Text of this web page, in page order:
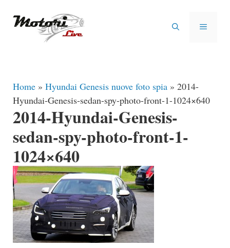
MENU
Home » Hyundai Genesis nuove foto spia » 2014-
Hyundai-Genesis-sedan-spy-photo-front-1-1024×640
2014-Hyundai-Genesis-
sedan-spy-photo-front-1-
1024×640